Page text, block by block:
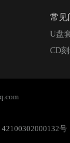
Dj哈尼 - 中英
Dj哈
常见
U盘
CD
号